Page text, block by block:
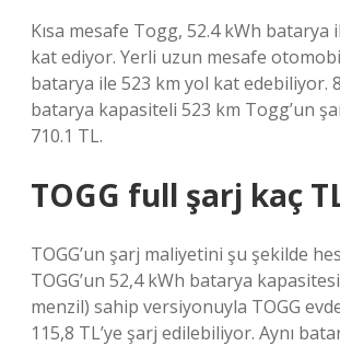
Kısa mesafe Togg, 52.4 kWh batarya
kat ediyor. Yerli uzun mesafe
batarya ile 523 km yol kat edebiliyor.
batarya kapasiteli 523 km Togg’un
710.1 TL.
TOGG full şarj kaç
TOGG’un şarj maliyetini şu şekilde
TOGG’un 52,4 kWh batarya
menzil) sahip versiyonuyla TOGG
115,8 TL’ye şarj edilebiliyor. Aynı